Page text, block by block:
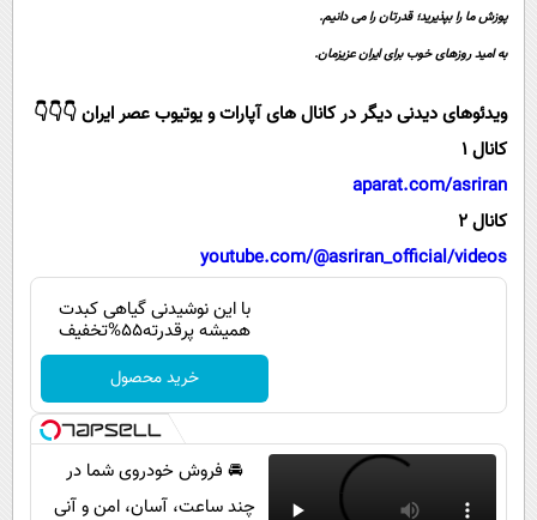
باشگاه مغز
فناوری
گوناگون
حوادث
محیط زیست
سلامت
عصر ایران 2
روانشناسی
دانلود
پوزش ما را بپذیرید؛ قدرتان را می دانیم.
به امید روزهای خوب برای ایران عزیزمان.
ویدئوهای دیدنی دیگر در کانال های آپارات و یوتیوب عصر ایران 👇👇👇
کانال 1
aparat.com/asriran
کانال 2
youtube.com/@asriran_official/videos
با این نوشیدنی گیاهی کبدت
همیشه پرقدرته55%تخفیف
خرید محصول
🚘 فروش خودروی شما در
چند ساعت، آسان، امن و آنی